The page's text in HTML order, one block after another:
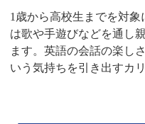
1歳から高校生までを対
は歌や手遊びなどを通し
ます。英語の会話の楽し
いう気持ちを引き出すカ